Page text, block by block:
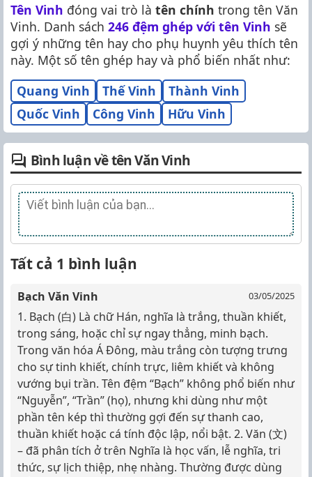
Tên Vinh đóng vai trò là tên chính trong tên Văn
Vinh. Danh sách 246 đệm ghép với tên Vinh sẽ
gợi ý những tên hay cho phụ huynh yêu thích tên
này. Một số tên ghép hay và phổ biến nhất như:
Quang Vinh
Thế Vinh
Thành Vinh
Quốc Vinh
Công Vinh Hữu Vinh
Bình luận về tên Văn Vinh
Tất cả 1 bình luận
Bạch Văn Vinh 03/05/2025
1. Bạch (白) Là chữ Hán, nghĩa là trắng, thuần khiết,
trong sáng, hoặc chỉ sự ngay thẳng, minh bạch.
Trong văn hóa Á Đông, màu trắng còn tượng trưng
cho sự tinh khiết, chính trực, liêm khiết và không
vướng bụi trần. Tên đệm “Bạch” không phổ biến như
“Nguyễn”, “Trần” (họ), nhưng khi dùng như một
phần tên kép thì thường gợi đến sự thanh cao,
thuần khiết hoặc cá tính độc lập, nổi bật. 2. Văn (文)
– đã phân tích ở trên Nghĩa là học vấn, lễ nghĩa, tri
thức, sự lịch thiệp, nhẹ nhàng. Thường được dùng